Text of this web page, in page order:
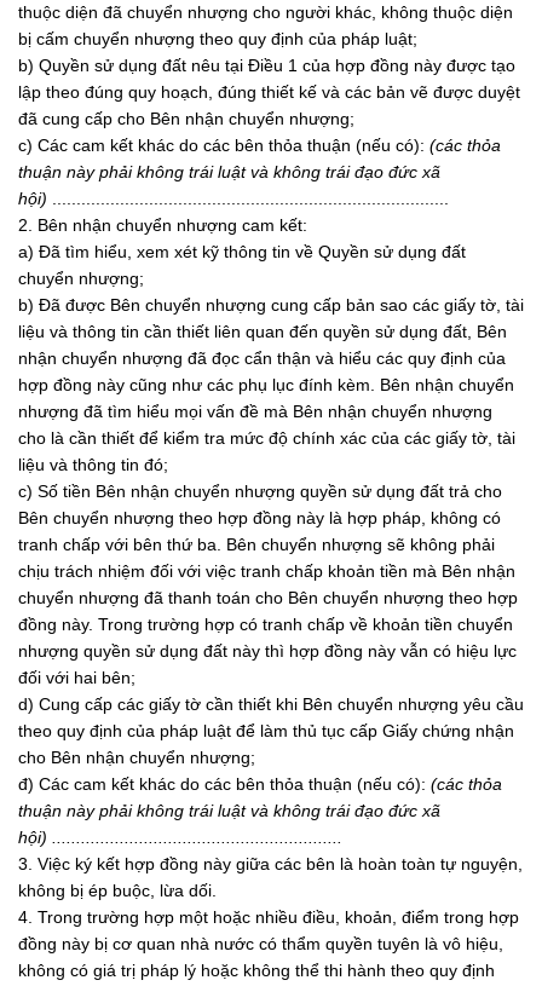
thuộc diện đã chuyển nhượng cho người khác, không thuộc diện
bị cấm chuyển nhượng theo quy định của pháp luật;
b) Quyền sử dụng đất nêu tại Điều 1 của hợp đồng này được tạo
lập theo đúng quy hoạch, đúng thiết kế và các bản vẽ được duyệt
đã cung cấp cho Bên nhận chuyển nhượng;
c) Các cam kết khác do các bên thỏa thuận (nếu có): (các thỏa
thuận này phải không trái luật và không trái đạo đức xã
hội)
2. Bên nhận chuyển nhượng cam kết:
a) Đã tìm hiểu, xem xét kỹ thông tin về Quyền sử dụng đất
chuyển nhượng;
b) Đã được Bên chuyển nhượng cung cấp bản sao các giấy tờ, tài
liệu và thông tin cần thiết liên quan đến quyền sử dụng đất, Bên
nhận chuyển nhượng đã đọc cẩn thận và hiểu các quy định của
hợp đồng này cũng như các phụ lục đính kèm. Bên nhận chuyển
nhượng đã tìm hiểu mọi vấn đề mà Bên nhận chuyển nhượng
cho là cần thiết để kiểm tra mức độ chính xác của các giấy tờ, tài
liệu và thông tin đó;
c) Số tiền Bên nhận chuyển nhượng quyền sử dụng đất trả cho
Bên chuyển nhượng theo hợp đồng này là hợp pháp, không có
tranh chấp với bên thứ ba. Bên chuyển nhượng sẽ không phải
chịu trách nhiệm đối với việc tranh chấp khoản tiền mà Bên nhận
chuyển nhượng đã thanh toán cho Bên chuyển nhượng theo hợp
đồng này. Trong trường hợp có tranh chấp về khoản tiền chuyển
nhượng quyền sử dụng đất này thì hợp đồng này vẫn có hiệu lực
đối với hai bên;
d) Cung cấp các giấy tờ cần thiết khi Bên chuyển nhượng yêu cầu
theo quy định của pháp luật để làm thủ tục cấp Giấy chứng nhận
cho Bên nhận chuyển nhượng;
đ) Các cam kết khác do các bên thỏa thuận (nếu có): (các thỏa
thuận này phải không trái luật và không trái đạo đức xã
hội) ............................................................
3. Việc ký kết hợp đồng này giữa các bên là hoàn toàn tự nguyện,
không bị ép buộc, lừa dối.
4. Trong trường hợp một hoặc nhiều điều, khoản, điểm trong hợp
đồng này bị cơ quan nhà nước có thẩm quyền tuyên là vô hiệu,
không có giá trị pháp lý hoặc không thể thi hành theo quy định